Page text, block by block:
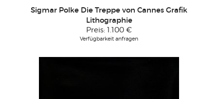
Sigmar Polke Die Treppe von Cannes Grafik
Lithographie
Preis: 1.100 €
Verfügbarkeit anfragen